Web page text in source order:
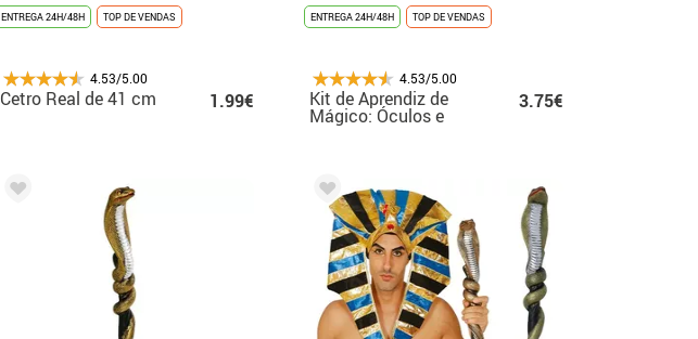
ENTREGA 24H/48H TOP DE VENDAS
4.53/5.00
Cetro Real de 41 cm 1.99€
ENTREGA 24H/48H TOP DE VENDAS
4.53/5.00
Kit de Aprendiz de
Mágico: Óculos e
Varinha
3.75€